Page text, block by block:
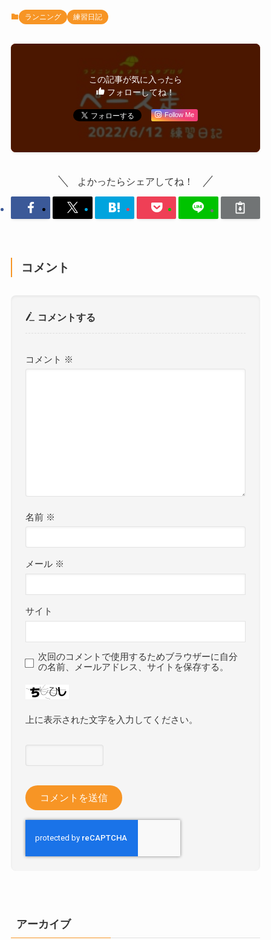
ランニング 練習日記
この記事が気に入ったら
フォローしてね！
Follow Me
よかったらシェアしてね！
コメント
コメントする
コメント ※
名前 ※
メール ※
サイト
次回のコメントで使用するためブラウザーに自分
の名前、メールアドレス、サイトを保存する。
上に表示された文字を入力してください。
アーカイブ